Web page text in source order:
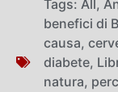
Tags: All,
benefici di
causa,
diabete,
natura,